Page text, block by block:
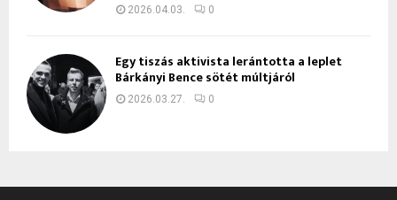
2026.04.03. 0
Egy tiszás aktivista lerántotta a leplet
Bárkányi Bence sötét múltjáról
2026.03.27. 0